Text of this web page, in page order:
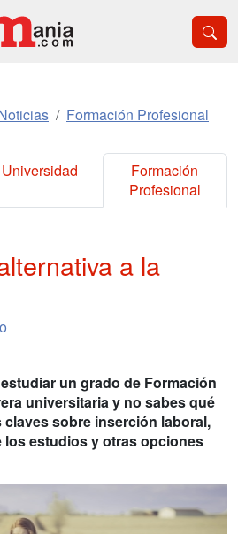
Formación Profesional
Universidad
Formación
Profesional
a la
un grado de Formación
universitaria y no sabes qué
claves sobre inserción laboral,
los estudios y otras opciones